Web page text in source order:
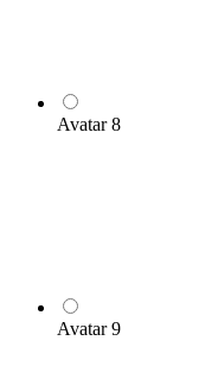
Avatar 8
Avatar 9